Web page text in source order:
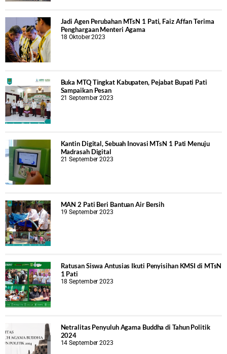
Jadi Agen Perubahan MTsN 1 Pati, Faiz Affan Terima
Penghargaan Menteri Agama
18 Oktober 2023
Buka MTQ Tingkat Kabupaten, Pejabat Bupati Pati
Sampaikan Pesan
21 September 2023
Kantin Digital, Sebuah Inovasi MTsN 1 Pati Menuju
Madrasah Digital
21 September 2023
MAN 2 Pati Beri Bantuan Air Bersih
19 September 2023
Ratusan Siswa Antusias Ikuti Penyisihan KMSI di MTsN
1 Pati
18 September 2023
Netralitas Penyuluh Agama Buddha di Tahun Politik
2024
14 September 2023